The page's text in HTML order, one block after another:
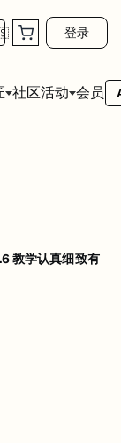
登录
社区活动 会员
和数据仓库的区
教学认真细致有